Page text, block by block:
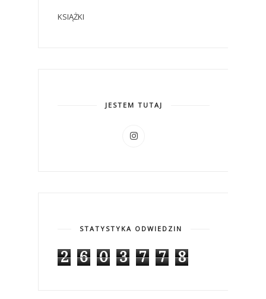
KSIĄŻKI
JESTEM TUTAJ
STATYSTYKA ODWIEDZIN
2 6 0 3 7 7 8